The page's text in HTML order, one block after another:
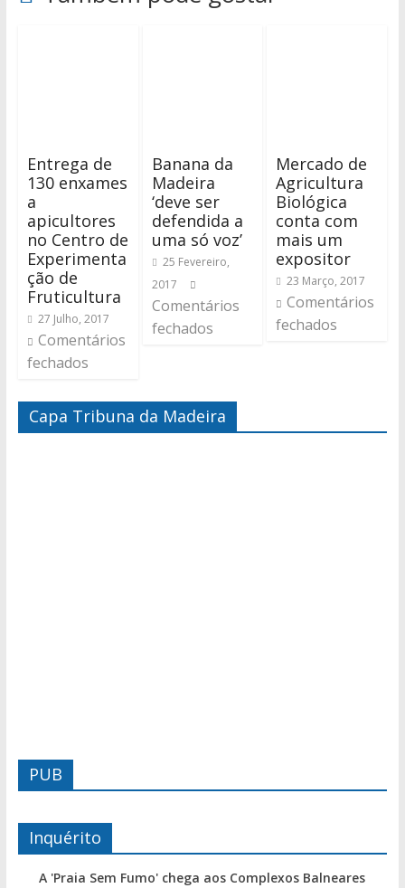
Entrega de
130 enxames
a
apicultores
no Centro de
Experimenta
ção de
Fruticultura
27 Julho, 2017
Comentários
fechados
Banana da
Madeira
‘deve ser
defendida a
uma só voz’
25 Fevereiro,
2017
Comentários
fechados
Mercado de
Agricultura
Biológica
conta com
mais um
expositor
23 Março, 2017
Comentários
fechados
Capa Tribuna da Madeira
PUB
Inquérito
A 'Praia Sem Fumo' chega aos Complexos Balneares